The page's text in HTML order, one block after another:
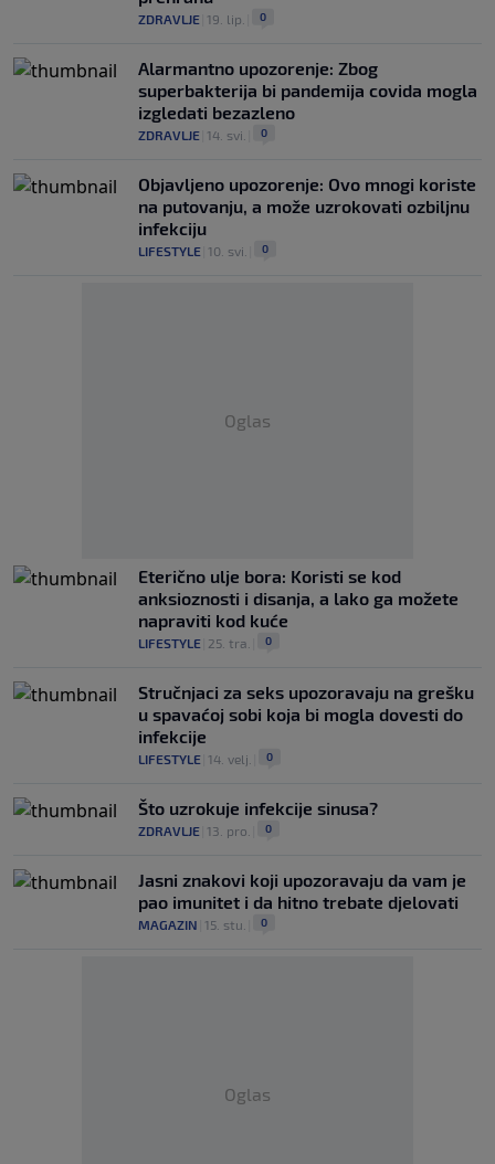
ZDRAVLJE 19. lip. 0
Alarmantno upozorenje: Zbog
superbakterija bi pandemija covida mogla
izgledati bezazleno
ZDRAVLJE 14. svi. 0
Objavljeno upozorenje: Ovo mnogi koriste
na putovanju, a može uzrokovati ozbiljnu
infekciju
LIFESTYLE 10. svi. 0
Oglas
Eterično ulje bora: Koristi se kod
anksioznosti i disanja, a lako ga možete
napraviti kod kuće
LIFESTYLE 25. tra. 0
Stručnjaci za seks upozoravaju na grešku
u spavaćoj sobi koja bi mogla dovesti do
infekcije
LIFESTYLE 14. velj. 0
Što uzrokuje infekcije sinusa?
ZDRAVLJE 13. pro. 0
Jasni znakovi koji upozoravaju da vam je
pao imunitet i da hitno trebate djelovati
MAGAZIN 15. stu. 0
Oglas